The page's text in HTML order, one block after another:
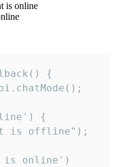
is online
{
{
is offline");
online')